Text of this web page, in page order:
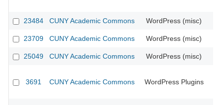
23484 CUNY Academic Commons WordPress (misc)
23709 CUNY Academic Commons WordPress (misc)
25049 CUNY Academic Commons WordPress (misc)
3691 CUNY Academic Commons WordPress Plugins